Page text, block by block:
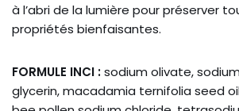
à l’abri de la lumière pour préserver
propriétés bienfaisantes.
FORMULE INCI :sodium olivate,
glycerin, macadamia ternifolia seed